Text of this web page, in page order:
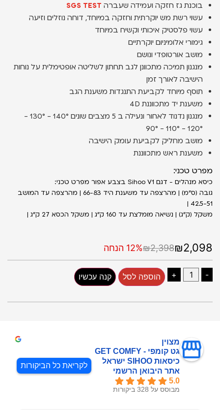
בוכנת גז חזקה ועמידה שעברה SGS TEST
עשוי רשת מש יוקרתית וחזקה במיוחד, דוחה נוזלים וזיעה
עשוי פלסטיק איכותי וקשיח במיוחד
גימורי אלומיניום יוקרתיים
מושב אורטופדי ונושם
מנגנון תמיכה מתכוונן לגב תחתון לשליטה אופטימלית על נוחות
הישיבה לאורך זמן
תוסף מיוחד לקביעת התנגדות משענת הגב
משענת יד מתכווננת 4D
מנגנון נדנוד לאחור ונעילה ב 5 מצבים שונים 140° - 130° -
120° - 110° - 90°
מושב מחליק לקביעת עומק הישיבה
משענת ראש מתכווננת
מפרט טכני:
כיסא מנהלים - דגם Sihoo V1 בצבע אפור מפרט טכני:
גובה (ס״מ) | מהרצפה עד משענת היד 66-83 | מהרצפה עד המושב
42.5-51 |
משקל (ק״ג) | נשיאה מומלצת עד 160 ק״ג | משקל הכסא 27 ק״ג |
₪2,098
₪2,39812% הנחה
-
+ הוספה לסל קנה עכשיו
מצוין
גט קומפי - GET COMFY
כיסאות SIHOO ישראל
אתר היבואן הרשמי
5.0
מבוסס על 328 ביקורות
לקריאת כל הביקורות